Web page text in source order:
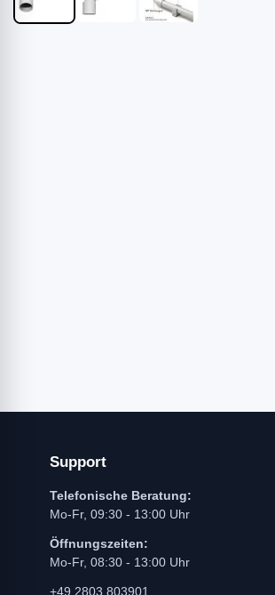
Support
Telefonische Beratung:
Mo-Fr, 09:30 - 13:00 Uhr
Öffnungszeiten:
Mo-Fr, 08:30 - 13:00 Uhr
+49 2803 803901